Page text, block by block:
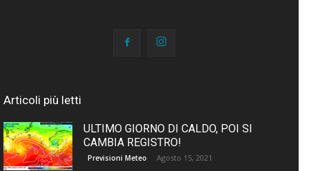
Articoli più letti
ULTIMO GIORNO DI CALDO, POI SI
CAMBIA REGISTRO!
Previsioni Meteo Agosto 15, 2021